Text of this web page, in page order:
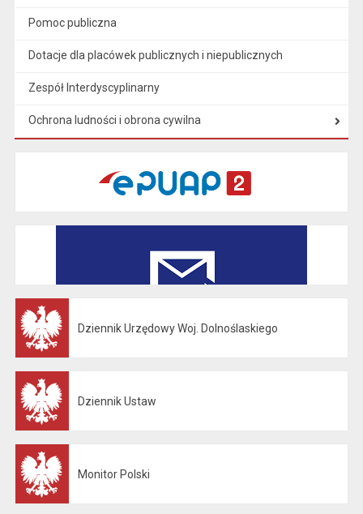
Pomoc publiczna
Dotacje dla placówek publicznych i niepublicznych
Zespół Interdyscyplinarny
Ochrona ludności i obrona cywilna
Dziennik Urzędowy Woj. Dolnoślaskiego
Dziennik Ustaw
Monitor Polski